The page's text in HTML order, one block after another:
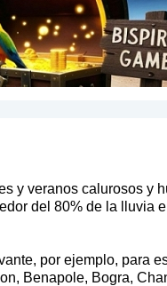
y veranos calurosos y
del 80% de la lluvia
por ejemplo, para
Benapole, Bogra,